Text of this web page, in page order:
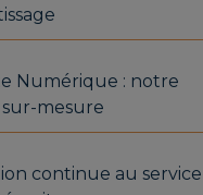
Numérique : notre
mesure
continue au service